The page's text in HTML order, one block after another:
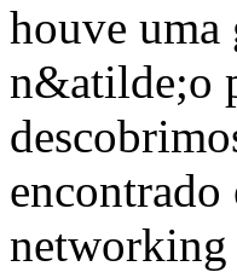
houve uma
n&atilde;o
networking